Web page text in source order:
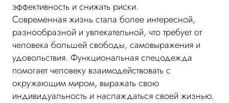
эффективность и снижать риски.
Современная жизнь стала более интересной,
разнообразной и увлекательной, что требует от
человека большей свободы, самовыражения и
удовольствия. Функциональная спецодежда
помогает человеку взаимодействовать с
окружающим миром, выражать свою
индивидуальность и наслаждаться своей жизнью.